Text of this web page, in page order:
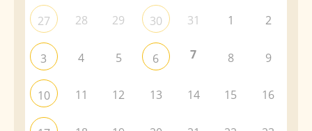
27 28 29 30 31 1 2
3 4 5 6 7 8 9
10 11 12 13 14 15 16